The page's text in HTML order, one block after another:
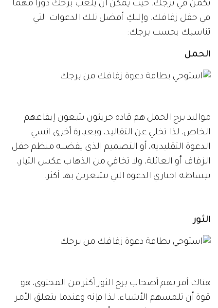
يكمن في برجك، حيث يمكن أن يلعب برجك دوراً مهماً
في حفل زفافك، وإليكِ أفضل تلك الدعوات التي
تناسبك بحسب برجك:
الحمل
مواليد برج الحمل هم قادة جريئون يتبعون إيقاعهم
الخاص، لذا تخلي عن التقاليد، وبعبارة أخرى انسي
الدعوة التقليدية، أو التصميم الذي يفضله منظم حفل
الزفاف أو العائلة، ولا تخافي من الذهاب عكس التيار،
ببساطة اختاري الدعوة التي تشعرين بها أكثر.
الثور
هناك أمر يهم أصحاب برج الثور أكثر من المحتوى، هو
قوة أن تلمسهم الأشياء، لذا فإنه وعندما يتعلق الأمر